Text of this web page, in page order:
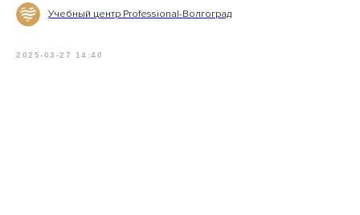
Учебный центр Professional-Волгоград
2025-03-27 14:40